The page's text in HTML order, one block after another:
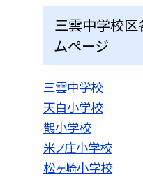
三雲中学校区
ムページ
三雲中学校
天白小学校
鵲小学校
米ノ庄小学校
松ヶ崎小学校